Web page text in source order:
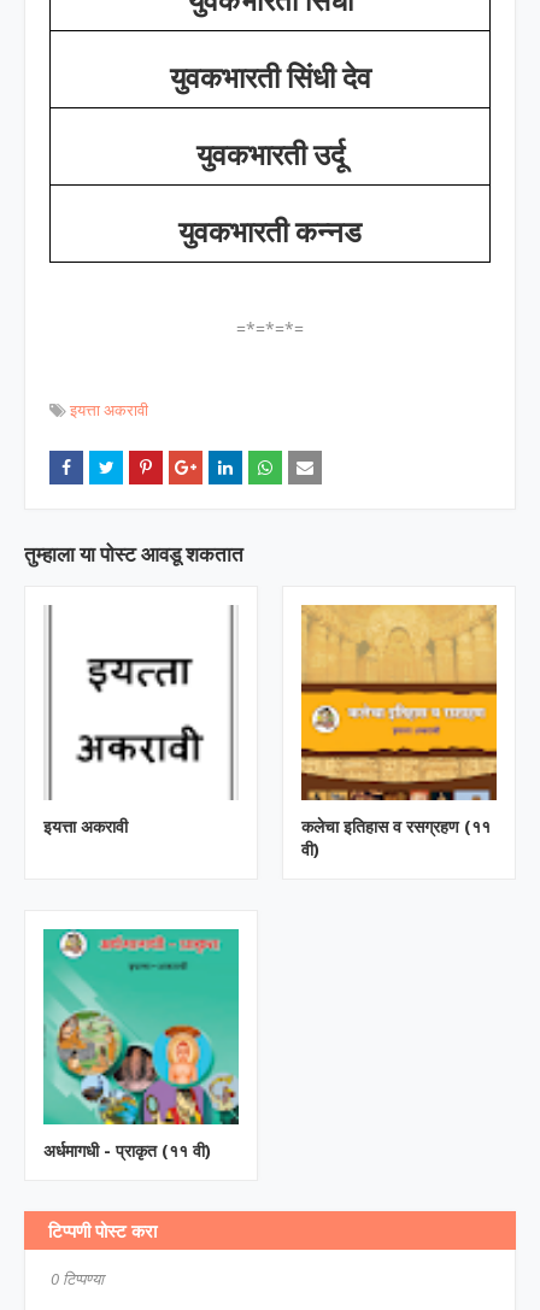
युवकभारती सिंधी देव
युवकभारती उर्दू
युवकभारती कन्नड
=*=*=*=
इयत्ता अकरावी
तुम्‍हाला या पोस्‍ट आवडू शकतात
इयत्ता अकरावी
कलेचा इतिहास व रसग्रहण (११
वी)
अर्धमागधी - प्राकृत (११ वी)
टिप्पणी पोस्ट करा
0 टिप्पण्या